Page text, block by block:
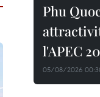
Phu
l'APEC
05/08/2026